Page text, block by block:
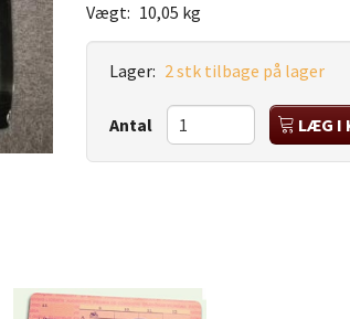
Vægt: 10,05 kg
Lager: 2 stk tilbage på lager
Antal LÆG I